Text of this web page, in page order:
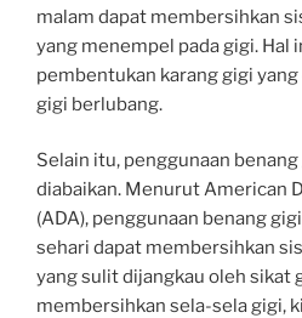
malam dapat membersihkan
yang menempel pada gigi. Hal
pembentukan karang gigi
gigi berlubang.
Selain itu, penggunaan
diabaikan. Menurut American
(ADA), penggunaan benang
sehari dapat membersihkan
yang sulit dijangkau oleh sikat
membersihkan sela-sela gigi,